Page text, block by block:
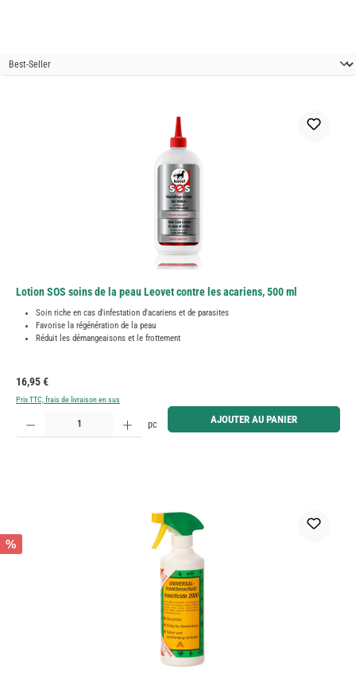
Lotion SOS soins de la peau Leovet contre les acariens, 500 ml
Soin riche en cas d'infestation d'acariens et de parasites
Favorise la régénération de la peau
Réduit les démangeaisons et le frottement
Prix régulier :
16,95 €
Prix TTC, frais de livraison en sus
Quantité de produit : Entrez la quantité souhaitée ou utilisez les boutons pour augmenter ou
pc AJOUTER AU PANIER
%